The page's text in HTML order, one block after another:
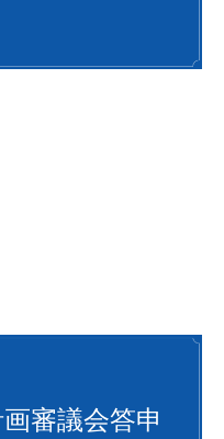
審議会答申